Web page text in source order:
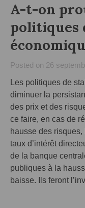
A-t-on
politiques
Posted on 26
Les politiques de
diminuer la
des prix et des
ce faire, en cas de
hausse des
taux d’intérêt
de la banque
publiques à la
baisse. Ils feront